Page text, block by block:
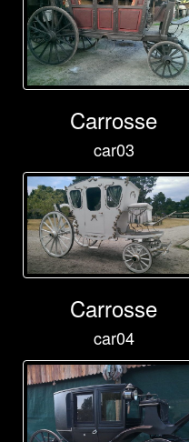
Carrosse
car03
Carrosse
car04